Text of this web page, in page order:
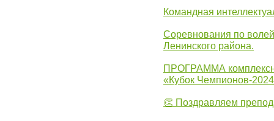
Командная
Соревнования по
Ленинского района.
ПРОГРАММА
«Кубок Чемпионов-
👏 Поздравляем